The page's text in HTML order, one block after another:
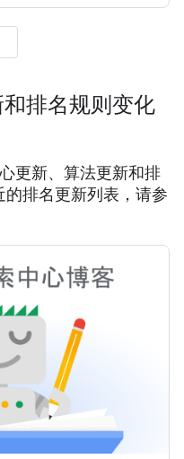
排名规则变化
更新、算法更新和排
排名更新列表，请参